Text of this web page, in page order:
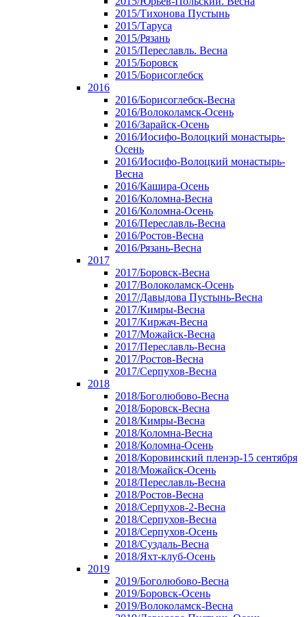
2015/Тихонова Пустынь
2015/Таруса
2015/Рязань
2015/Переславль. Весна
2015/Боровск
2015/Борисоглебск
2016
2016/Борисоглебск-Весна
2016/Волоколамск-Осень
2016/Зарайск-Осень
2016/Иосифо-Волоцкий монастырь-
Осень
2016/Иосифо-Волоцкий монастырь-
Весна
2016/Кашира-Осень
2016/Коломна-Весна
2016/Коломна-Осень
2016/Переславль-Весна
2016/Ростов-Весна
2016/Рязань-Весна
2017
2017/Боровск-Весна
2017/Волоколамск-Осень
2017/Давыдова Пустынь-Весна
2017/Кимры-Весна
2017/Киржач-Весна
2017/Можайск-Весна
2017/Переславль-Весна
2017/Ростов-Весна
2017/Серпухов-Весна
2018
2018/Боголюбово-Весна
2018/Боровск-Весна
2018/Кимры-Весна
2018/Коломна-Весна
2018/Коломна-Осень
2018/Коровинский пленэр-15 сентября
2018/Можайск-Осень
2018/Переславль-Весна
2018/Ростов-Весна
2018/Серпухов-2-Весна
2018/Серпухов-Весна
2018/Серпухов-Осень
2018/Суздаль-Весна
2018/Яхт-клуб-Осень
2019
2019/Боголюбово-Весна
2019/Боровск-Осень
2019/Волоколамск-Весна